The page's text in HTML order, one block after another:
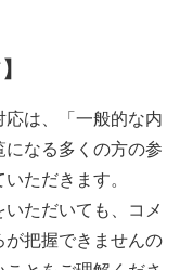
応は、「一般的な内
なる多くの方の参
ただきます。
いただいても、コメ
が把握できませんの